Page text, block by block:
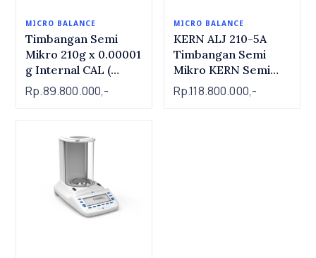
MICRO BALANCE
Timbangan Semi
Mikro 210g x 0.00001
g Internal CAL (
automatic) | Semi
Miro Balance KERN
Rp.89.800.000,-
MICRO BALANCE
KERN ALJ 210-5A
Timbangan Semi
Mikro KERN Semi
Micro Balance ALJ
210-5A, 250g x
Rp.118.800.000,-